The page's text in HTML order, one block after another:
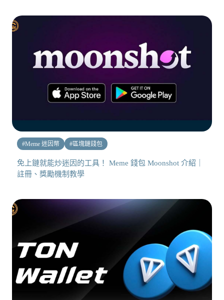
#Meme 迷因幣 #區塊鏈錢包
免上鏈就能炒迷因的工具！ Meme 錢包 Moonshot 介紹｜
註冊、獎勵機制教學